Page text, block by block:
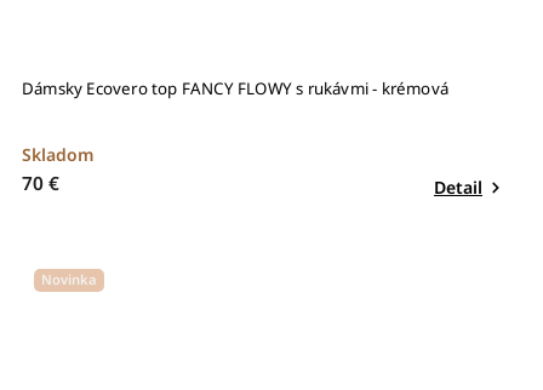
Dámsky Ecovero top FANCY FLOWY s rukávmi - krémová
Skladom
70 € Detail
Novinka